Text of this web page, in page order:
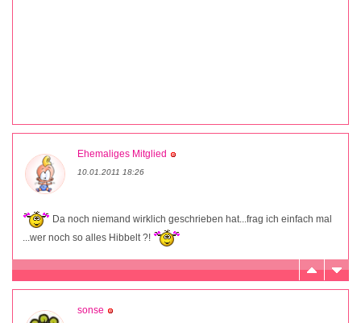
Ehemaliges Mitglied
10.01.2011 18:26
Da noch niemand wirklich geschrieben hat...frag ich einfach mal
...wer noch so alles Hibbelt ?!
sonse